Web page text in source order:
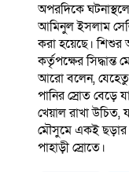
অপরদিকে
আমিনুল ইসলাম
করা হয়েছে। শিশুর
কর্তৃপক্ষের সিদ্ধান্ত
আরো বলেন, যেহেতু
পানির স্রোত বেড়ে
খেয়াল রাখা
মৌসুমে একই ছড়ার
পাহাড়ী স্রোতে।